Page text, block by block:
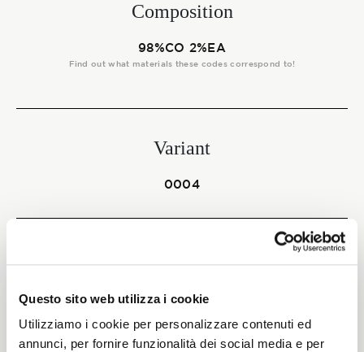
Questo sito web utilizza i cookie
Utilizziamo i cookie per personalizzare contenuti ed
annunci, per fornire funzionalità dei social media e per
Composition
98%CO 2%EA
Find out what materials these codes correspond to!
Variant
0004
390 G/MLIN
CONTACT US